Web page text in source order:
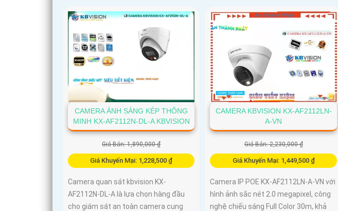
CAMERA ÁNH SÁNG KÉP THÔNG
MINH KX-AF2112N-DL-A KBVISION
Giá Bán: 1,890,000 ₫
Giá Khuyến Mại: 1,228,500 ₫
Camera quan sát kbvision KX-
AF2112N-DL-A là lựa chọn hàng đầu
cho giám sát an toàn camera cung
CAMERA KBVISION KX-AF2112LN-
A-VN
Giá Bán: 2,230,000 ₫
Giá Khuyến Mại: 1,449,500 ₫
Camera IP POE KX-AF2112LN-A-VN với
hình ảnh sắc nét 2.0 megapixel, công
nghệ chiếu sáng Full Color 30m, khả